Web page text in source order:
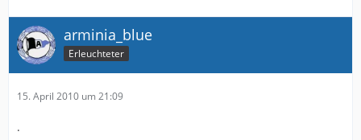
arminia_blue
Erleuchteter
15. April 2010 um 21:09
.